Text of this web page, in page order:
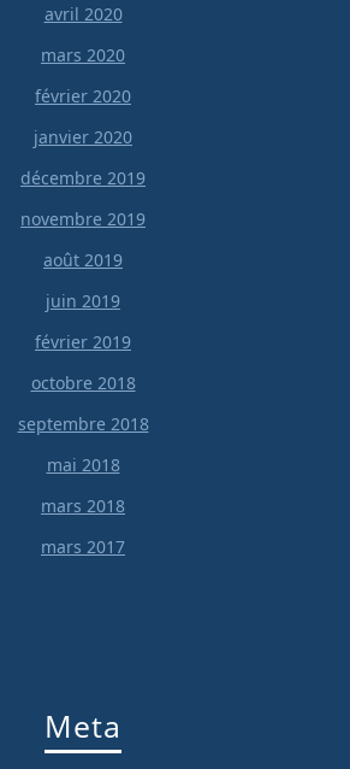
avril 2020
mars 2020
février 2020
janvier 2020
décembre 2019
novembre 2019
août 2019
juin 2019
février 2019
octobre 2018
septembre 2018
mai 2018
mars 2018
mars 2017
Meta